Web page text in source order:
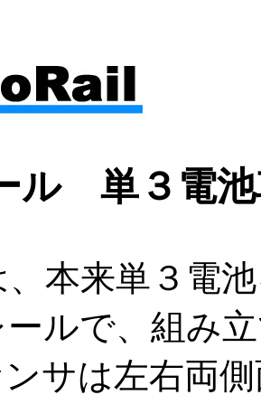
ル 単３電
、本来単３電
ルで、組み
サは左右両